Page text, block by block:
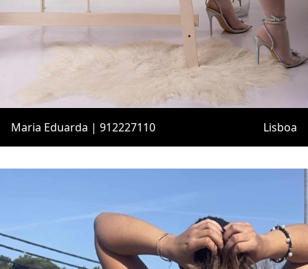
Maria Eduarda | 912227110 Lisboa